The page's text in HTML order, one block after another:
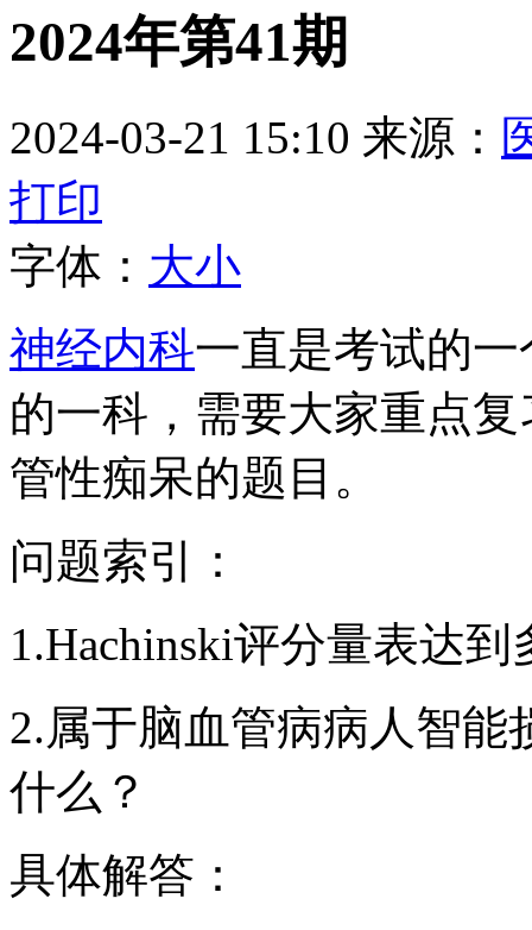
2024年第41期
2024-03-21 15:10 来源：
打印
字体： 大小
神经内科一直是考试的
的一科，需要大家重点
管性痴呆的题目。
问题索引：
1.Hachinski评分量表达
2.属于脑血管病病人智
什么？
具体解答：